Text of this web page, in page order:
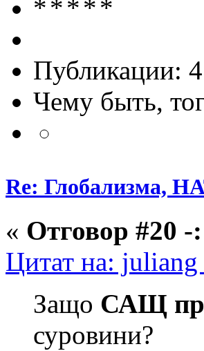
Публикации:
Чему быть,
Re: Глобализма,
« Отговор #20 -:
Цитат на:
Защо САЩ
суровини?